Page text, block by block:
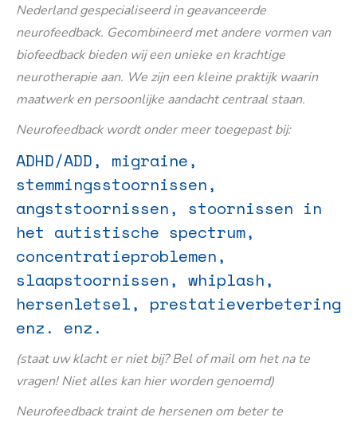
Nederland gespecialiseerd in geavanceerde
neurofeedback. Gecombineerd met andere vormen van
biofeedback bieden wij een unieke en krachtige
neurotherapie aan. We zijn een kleine praktijk waarin
maatwerk en persoonlijke aandacht centraal staan.
Neurofeedback wordt onder meer toegepast bij:
ADHD/ADD, migraine,
stemmingsstoornissen,
angststoornissen, stoornissen in
het autistische spectrum,
concentratieproblemen,
slaapstoornissen, whiplash,
hersenletsel, prestatieverbetering
enz. enz.
(staat uw klacht er niet bij? Bel of mail om het na te
vragen! Niet alles kan hier worden genoemd)
Neurofeedback traint de hersenen om beter te